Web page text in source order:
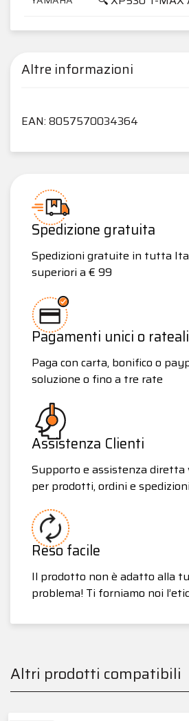
Altre informazioni
EAN: 8057570034364
Spedizione gratuita
Spedizioni gratuite in tutta
superiori a € 99
Pagamenti unici o rateali
Paga con carta, bonifico o
soluzione o fino a tre rate
Assistenza Clienti
Supporto e assistenza diretta
per prodotti, ordini e
Reso facile
Il prodotto non è adatto alla
problema! Ti forniamo noi
Altri prodotti compatibili